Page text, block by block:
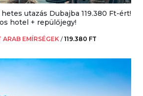
utazás Dubajba 119.380 Ft-ért!
hotel + repülőjegy!
ARAB EMÍRSÉGEK /119.380 FT